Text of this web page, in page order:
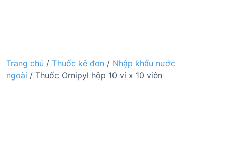
Trang chủ / Thuốc kê đơn / Nhập khẩu nước
ngoài / Thuốc Ornipyl hộp 10 vỉ x 10 viên